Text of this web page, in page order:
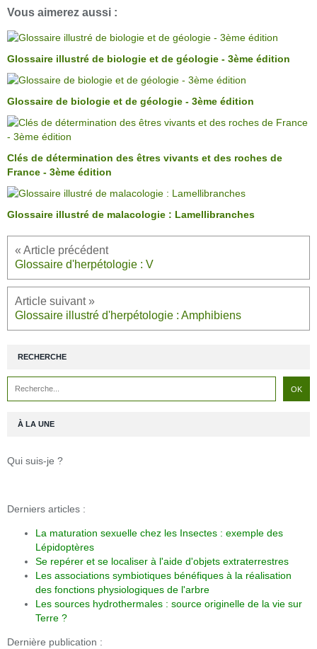
Vous aimerez aussi :
Glossaire illustré de biologie et de géologie - 3ème édition
Glossaire de biologie et de géologie - 3ème édition
Clés de détermination des êtres vivants et des roches de
France - 3ème édition
Glossaire illustré de malacologie : Lamellibranches
Glossaire d'herpétologie : V
Glossaire illustré d'herpétologie : Amphibiens
RECHERCHE
À LA UNE
Qui suis-je ?
Derniers articles :
La maturation sexuelle chez les Insectes : exemple des
Lépidoptères
Se repérer et se localiser à l'aide d'objets extraterrestres
Les associations symbiotiques bénéfiques à la réalisation
des fonctions physiologiques de l'arbre
Les sources hydrothermales : source originelle de la vie sur
Terre ?
Dernière publication :